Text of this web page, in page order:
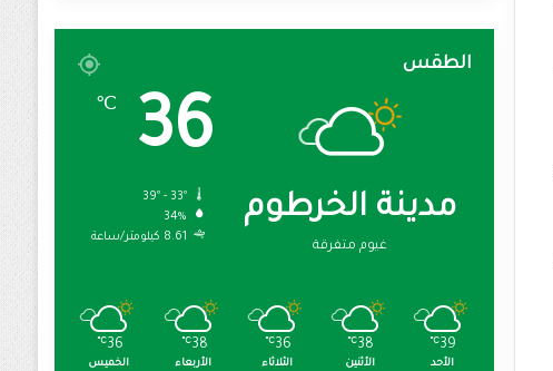
الطقس
مدينة الخرطوم
غيوم متفرقة
36
℃
34%
8.61 كيلومتر/ساعة
39
℃
الأحد
38
℃
الأثنين
36
℃
الثلاثاء
38
℃
الأربعاء
36
℃
الخميس